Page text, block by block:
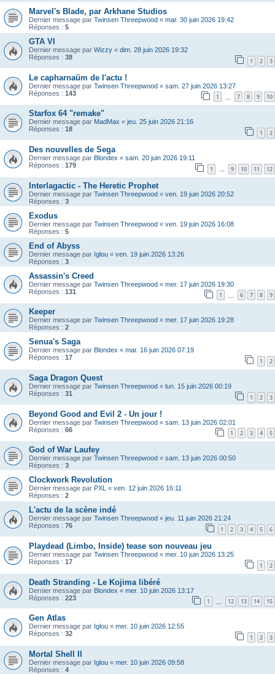
Marvel's Blade, par Arkhane Studios
Dernier message par Twinsen Threepwood « mar. 30 juin 2026 19:42
Réponses : 5
GTA VI
Dernier message par Wizzy « dim. 28 juin 2026 19:32
Réponses : 38 1 2 3
Le capharnaüm de l'actu !
Dernier message par Twinsen Threepwood « sam. 27 juin 2026 13:27
Réponses : 143 1 7 8 9 10
Starfox 64 "remake"
Dernier message par MadMax « jeu. 25 juin 2026 21:16
Réponses : 18 1 2
Des nouvelles de Sega
Dernier message par Blondex « sam. 20 juin 2026 19:11
Réponses : 179 1 … 9 10 11 12
Interlagactic - The Heretic Prophet
Dernier message par Twinsen Threepwood « ven. 19 juin 2026 20:52
Réponses : 3
Exodus
Dernier message par Twinsen Threepwood « ven. 19 juin 2026 16:08
Réponses : 5
End of Abyss
Dernier message par Iglou « ven. 19 juin 2026 13:26
Réponses : 3
Assassin's Creed
Dernier message par Twinsen Threepwood « mer. 17 juin 2026 19:30
Réponses : 131 1 6 7 8 9
Keeper
Dernier message par Twinsen Threepwood « mer. 17 juin 2026 19:28
Réponses : 2
Senua's Saga
Dernier message par Blondex « mar. 16 juin 2026 07:19
Réponses : 17 1 2
Saga Dragon Quest
Dernier message par Twinsen Threepwood « lun. 15 juin 2026 00:19
Réponses : 31 1 2 3
Beyond Good and Evil 2 - Un jour !
Dernier message par Twinsen Threepwood « sam. 13 juin 2026 02:01
Réponses : 66 1 2 3 4 5
God of War Laufey
Dernier message par Twinsen Threepwood « sam. 13 juin 2026 00:50
Réponses : 3
Clockwork Revolution
Dernier message par PXL « ven. 12 juin 2026 16:11
Réponses : 2
L'actu de la scène indé
Dernier message par Twinsen Threepwood « jeu. 11 juin 2026 21:24
Réponses : 76 1 2 3 4 5 6
Playdead (Limbo, Inside) tease son nouveau jeu
Dernier message par Twinsen Threepwood « mer. 10 juin 2026 13:25
Réponses : 17 1 2
Death Stranding - Le Kojima libéré
Dernier message par Blondex « mer. 10 juin 2026 13:17
Réponses : 223 1 12 13 14 15
Gen Atlas
Dernier message par Iglou « mer. 10 juin 2026 12:55
Réponses : 32 1 2 3
Mortal Shell II
Dernier message par Iglou « mer. 10 juin 2026 09:58
Réponses : 4